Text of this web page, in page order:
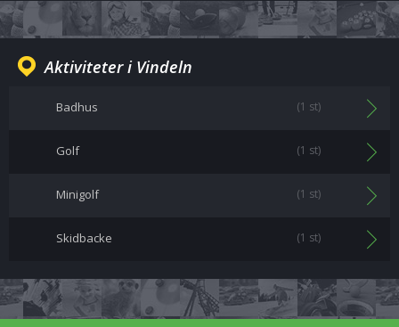
Aktiviteter i Vindeln
Badhus (1 st)
Golf (1 st)
Minigolf (1 st)
Skidbacke (1 st)